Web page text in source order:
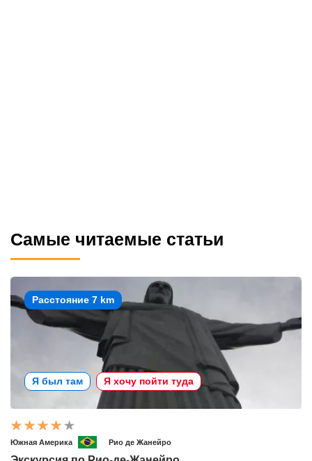
Самые читаемые статьи
Расстояние 7 km
Я был там Я хочу пойти туда
Южная Америка Рио де Жанейро